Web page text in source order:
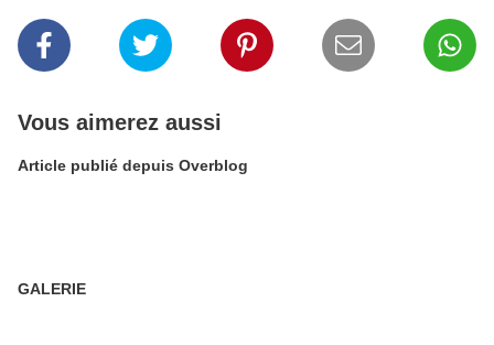
Vous aimerez aussi
Article publié depuis Overblog
GALERIE